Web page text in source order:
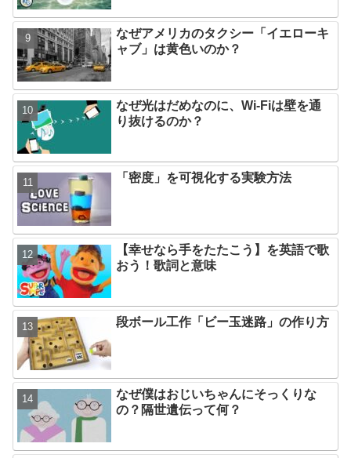
なぜアメリカのタクシー「イエローキ
ャブ」は黄色いのか？
なぜ光はだめなのに、Wi-Fiは壁を通
り抜けるのか？
「密度」を可視化する実験方法
【幸せなら手をたたこう】を英語で歌
おう！歌詞と意味
段ボール工作「ビー玉迷路」の作り方
なぜ僕はおじいちゃんにそっくりな
の？隔世遺伝って何？